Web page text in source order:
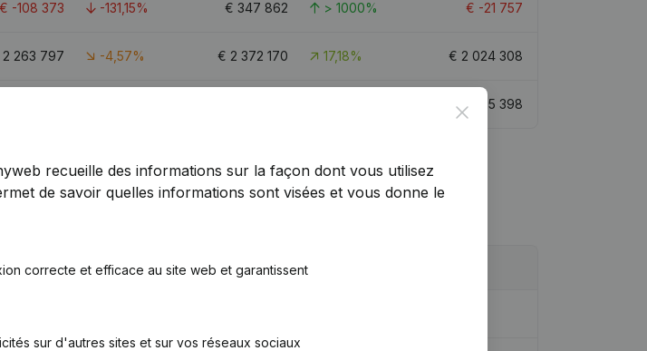
€ -108 373 -131,15% € 347 862 > 1000% € -21 757
2 263 797 -4,57% € 2 372 170 17,18% € 2 024 308
€ 225 398
Close
recueille des informations sur la façon dont vous utilisez
de savoir quelles informations sont visées et vous donne le
correcte et efficace au site web et garantissent
sur d'autres sites et sur vos réseaux sociaux